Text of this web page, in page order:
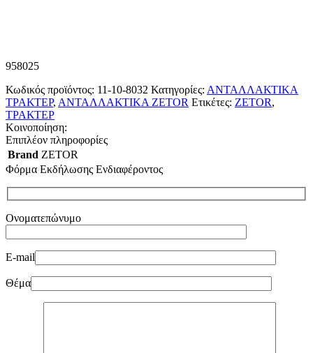
958025
Κωδικός προϊόντος: 11-10-8032 Κατηγορίες: ΑΝΤΑΛΛΑΚΤΙΚΑ
ΤΡΑΚΤΕΡ, ΑΝΤΑΛΛΑΚΤΙΚΑ ZETOR Ετικέτες: ZETOR,
ΤΡΑΚΤΕΡ
Κοινοποίηση:
Επιπλέον πληροφορίες
Brand ZETOR
Φόρμα Εκδήλωσης Ενδιαφέροντος
Ονοματεπώνυμο
E-mail
Θέμα